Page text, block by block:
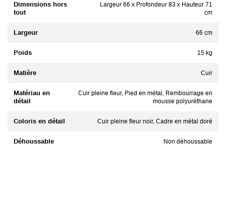
Dimensions hors
tout
Largeur 66 x Profondeur 83 x Hauteur 71
cm
Largeur 66 cm
Poids 15 kg
Matière Cuir
Matériau en
détail
Cuir pleine fleur, Pied en métal, Rembourrage en
mousse polyuréthane
Coloris en détail Cuir pleine fleur noir, Cadre en métal doré
Déhoussable Non déhoussable